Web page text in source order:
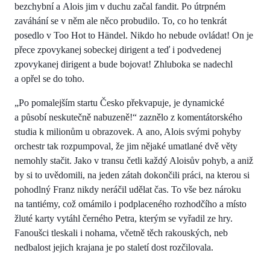
bezchybní a Alois jim v duchu začal fandit. Po útrpném
zaváhání se v něm ale něco probudilo. To, co ho tenkrát
posedlo v Too Hot to Händel. Nikdo ho nebude ovládat! On je
přece zpovykanej sobeckej dirigent a teď i podvedenej
zpovykanej dirigent a bude bojovat! Zhluboka se nadechl
a opřel se do toho.
„Po pomalejším startu Česko překvapuje, je dynamické
a působí neskutečně nabuzeně!“ zaznělo z komentátorského
studia k milionům u obrazovek. A ano, Alois svými pohyby
orchestr tak rozpumpoval, že jim nějaké umatlané dvě věty
nemohly stačit. Jako v transu četli každý Aloisův pohyb, a aniž
by si to uvědomili, na jeden zátah dokončili práci, na kterou si
pohodlný Franz nikdy neráčil udělat čas. To vše bez nároku
na tantiémy, což omámilo i podplaceného rozhodčího a místo
žluté karty vytáhl černého Petra, kterým se vyřadil ze hry.
Fanoušci tleskali i nohama, včetně těch rakouských, neb
nedbalost jejich krajana je po staletí dost rozčilovala.